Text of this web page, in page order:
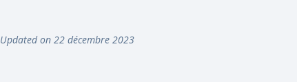
Updated on 22 décembre 2023